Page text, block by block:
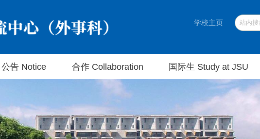
学校主页
公告 Notice 合作 Collaboration 国际生 Study at JSU